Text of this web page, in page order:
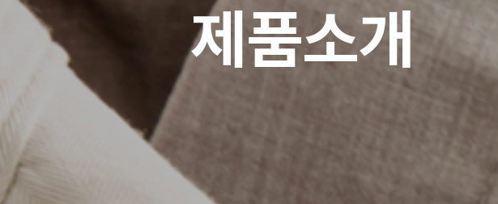
폐건전지수거함
기타 주문제작형
제품소개